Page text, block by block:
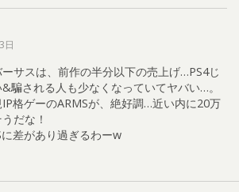
日
サスは、前作の半分以下の売上げ…PS4じ
騙される人も少なくなっていてヤバい…。
格ゲーのARMSが、絶好調…近い内に20万
だな！
差があり過ぎるわーw